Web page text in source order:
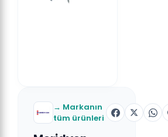
→ Markanın
tüm ürünleri